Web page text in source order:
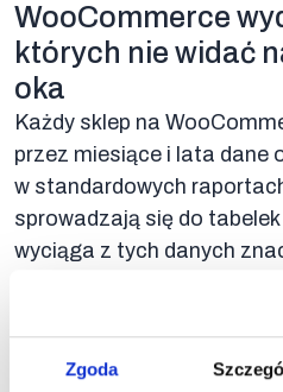
Zgoda
WooCommerce
których nie widać
oka
Każdy sklep na
przez miesiące i lata dane
w standardowych
sprowadzają się do
wyciąga z tych danych
wzorce zakupowe dla
które artykuły są
produktami dany indeks